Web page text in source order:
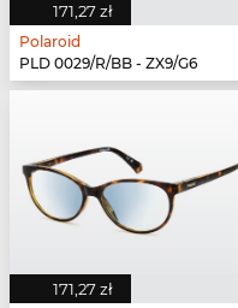
171,27 zł
Polaroid
PLD 0029/R/BB - ZX9/G6
171,27 zł